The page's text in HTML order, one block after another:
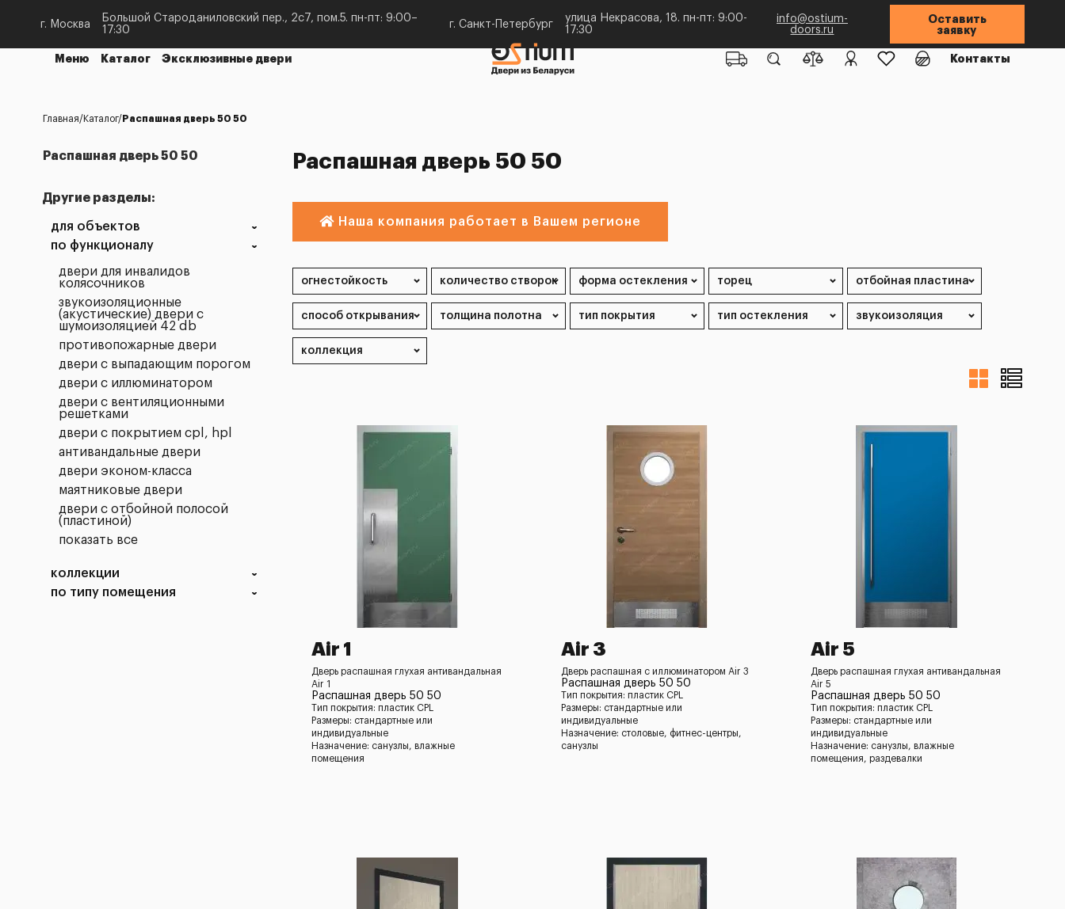
г. Москва
Большой Староданиловский пер., 2с7, пом.5. пн-пт: 9:00–
17:30
г. Санкт-Петербург
улица Некрасова, 18. пн-пт: 9:00-
17:30
info@ostium-
doors.ru
Оставить
заявку
Меню Каталог Эксклюзивные двери Контакты
Главная Каталог Распашная дверь 50 50
Распашная дверь 50 50
Другие разделы:
для объектов
по функционалу
двери для инвалидов
колясочников
звукоизоляционные
(акустические) двери с
шумоизоляцией 42 db
противопожарные двери
двери с выпадающим порогом
двери с иллюминатором
двери с вентиляционными
решетками
двери с покрытием cpl, hpl
антивандальные двери
двери эконом-класса
маятниковые двери
двери с отбойной полосой
(пластиной)
показать все
коллекции
по типу помещения
Распашная дверь 50 50
Наша компания работает в Вашем регионе
Air 1
Дверь распашная глухая антивандальная
Air 1
Распашная дверь 50 50
Тип покрытия: пластик CPL
Размеры: стандартные или
индивидуальные
Назначение: санузлы, влажные
помещения
Air 3
Дверь распашная с иллюминатором Air 3
Распашная дверь 50 50
Тип покрытия: пластик CPL
Размеры: стандартные или
индивидуальные
Назначение: столовые, фитнес-центры,
санузлы
Air 5
Дверь распашная глухая антивандальная
Air 5
Распашная дверь 50 50
Тип покрытия: пластик CPL
Размеры: стандартные или
индивидуальные
Назначение: санузлы, влажные
помещения, раздевалки